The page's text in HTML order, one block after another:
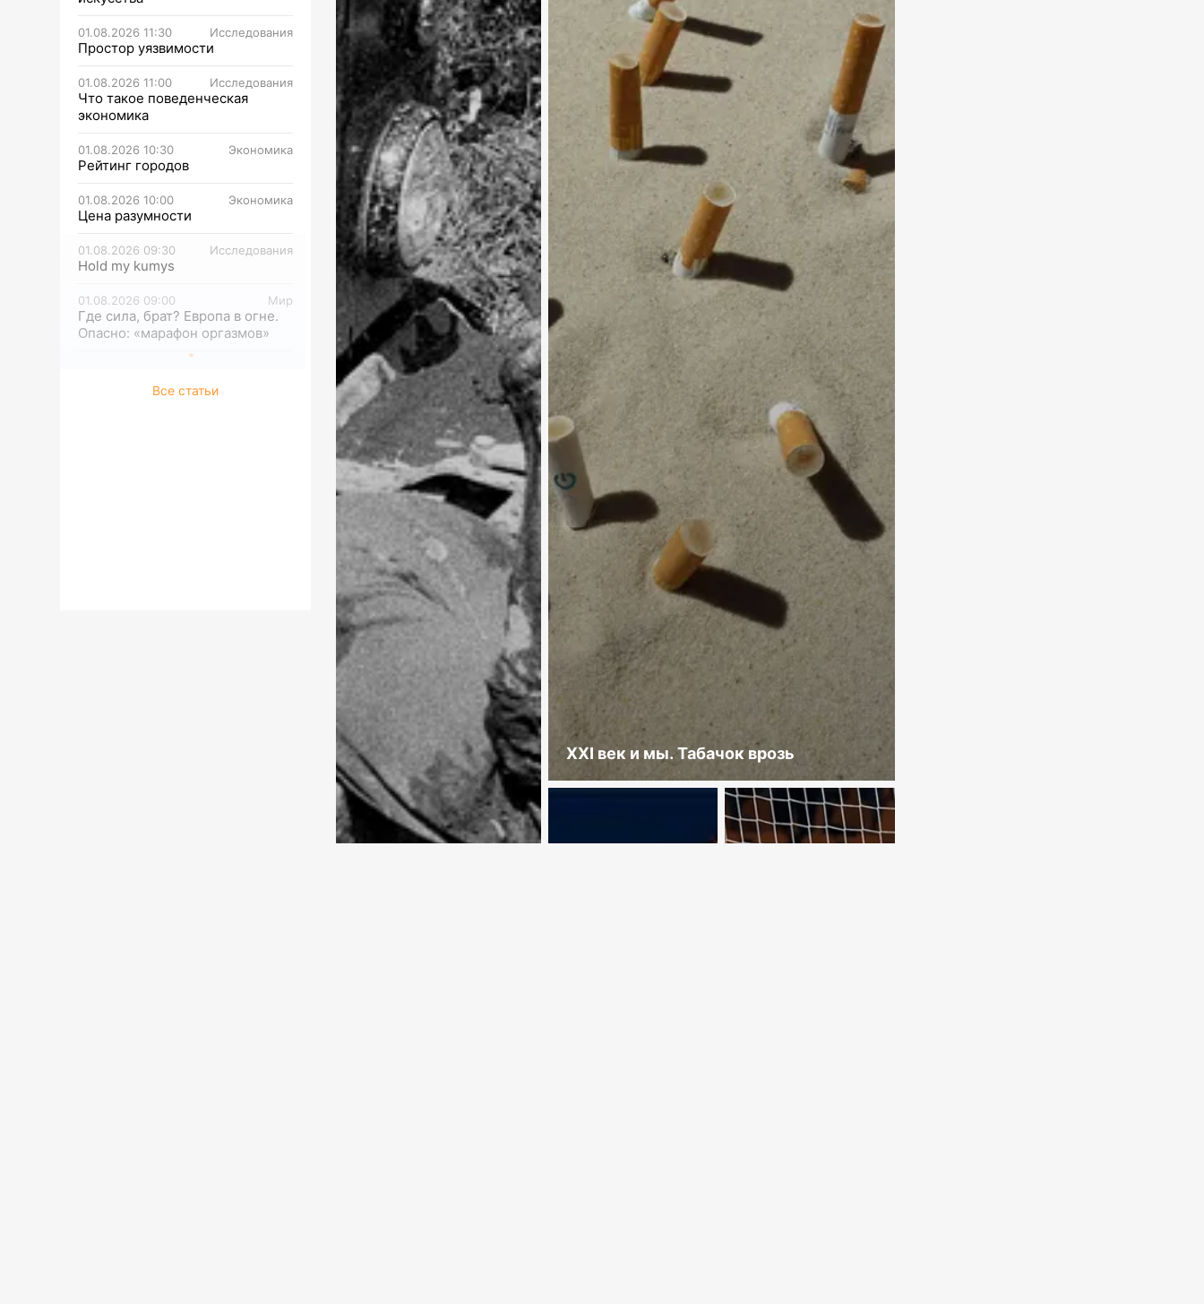
01.08.2026 11:30 Исследования
Простор уязвимости
01.08.2026 11:00 Исследования
Что такое поведенческая
экономика
01.08.2026 10:30 Экономика
Рейтинг городов
01.08.2026 10:00 Экономика
Цена разумности
01.08.2026 09:30 Исследования
Hold my kumys
01.08.2026 09:00 Мир
Где сила, брат? Европа в огне.
Опасно: «марафон оргазмов»
Все статьи
XXI век и мы. Табачок врозь